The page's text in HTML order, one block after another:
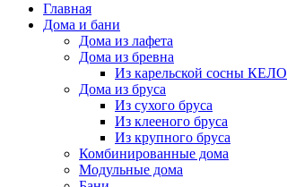
Главная
Дома и бани
Дома из лафета
Дома из бревна
Из карельской сосны КЕЛО
Дома из бруса
Из сухого бруса
Из клееного бруса
Из крупного бруса
Комбинированные дома
Модульные дома